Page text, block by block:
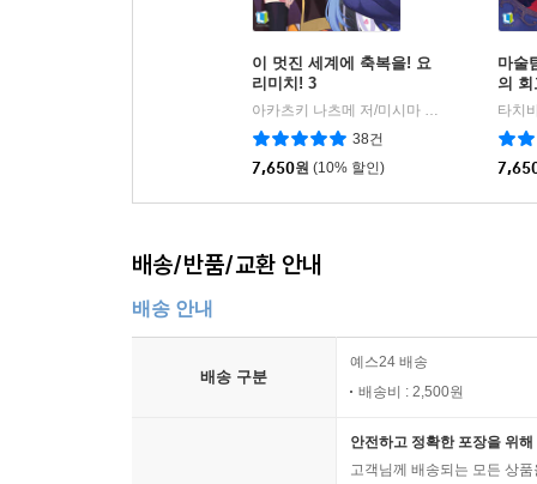
이 멋진 세계에 축복을! 요
리미치! 3
아카츠키 나츠메 저/미시마 쿠로네 그림/이승원 역
38건
7,650원 (10% 할인)
마술
의 회
배송/반품/교환 안내
배송 안내
배송 구분
예스24 배송
배송비 : 2,500원
안전하고 정확한 포장을 위
고객님께 배송되는 모든 상